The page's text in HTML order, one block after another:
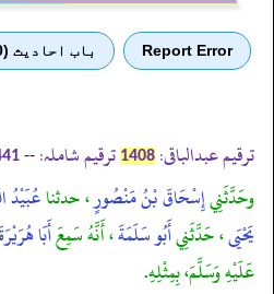
Report Error باب احادیث (10)
ترقیم عبدالباقی: 1408 ترقیم شاملہ: --
وحَدَّثَنِيإِسْحَاقَ بْنُ مَنْصُورٍ، حدثناعُبَيْدُ
يَحْيَى، حَدَّثَنِيأَبُو سَلَمَةَ، أَنَّهُ سَمِعَأَبَا هُرَيْرَةَ
عَلَيْهِ وَسَلَّمَ، بِمِثْلِهِ.